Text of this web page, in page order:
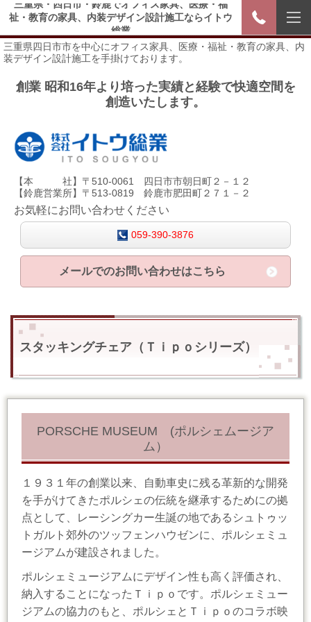
三重県・四日市・鈴鹿でオフィス家具、医療・福
祉・教育の家具、内装デザイン設計施工ならイトウ
総業
三重県四日市市を中心にオフィス家具、医療・福祉・教育の家具、内
装デザイン設計施工を手掛けております。
創業 昭和16年より培った実績と経験で快適空間を
創造いたします。
【本 社】〒510-0061 四日市市朝日町２－１２
【鈴鹿営業所】〒513-0819 鈴鹿市肥田町２７１－２
お気軽にお問い合わせください
059-390-3876
メールでのお問い合わせはこちら
スタッキングチェア（Ｔｉｐｏシリーズ）
PORSCHE MUSEUM (ポルシェムージア
ム）
１９３１年の創業以来、自動車史に残る革新的な開発
を手がけてきたポルシェの伝統を継承するためにの拠
点として、レーシングカー生誕の地であるシュトゥッ
トガルト郊外のツッフェンハウゼンに、ポルシェミュ
ージアムが建設されました。
ポルシェミュージアムにデザイン性も高く評価され、
納入することになったＴｉｐｏです。ポルシェミュー
ジアムの協力のもと、ポルシェとＴｉｐｏのコラボ映